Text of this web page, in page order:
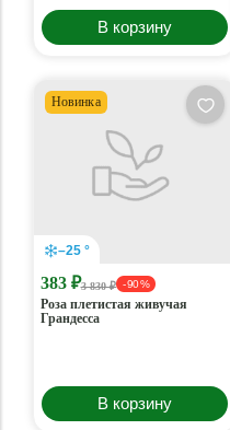
В корзину
Новинка
–25 °
383 ₽3 830 ₽ - 90 %
Роза плетистая живучая
Грандесса
В корзину